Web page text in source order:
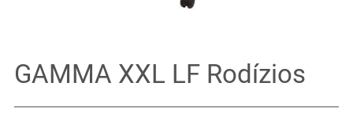
GAMMA XXL LF Rodízios